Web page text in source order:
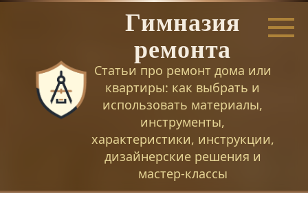
Перейти
Гимназия
ремонта
Статьи про ремонт дома или
квартиры: как выбрать и
использовать материалы,
инструменты,
характеристики, инструкции,
дизайнерские решения и
мастер-классы